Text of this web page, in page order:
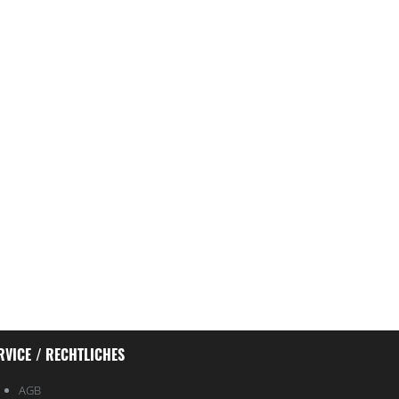
/ RECHTLICHES
AGB